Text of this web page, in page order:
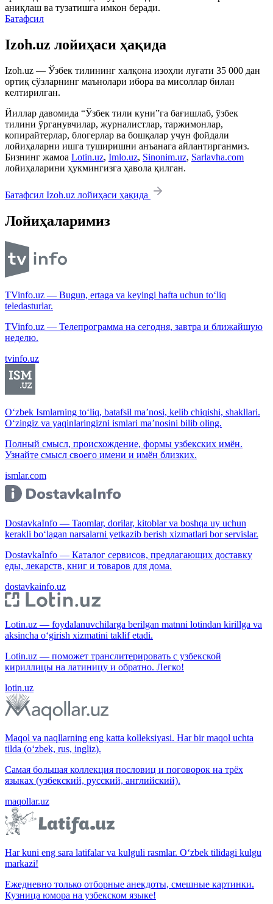
аниқлаш ва тузатишга имкон беради.
Батафсил
Izoh.uz лойиҳаси ҳақида
Izoh.uz — Ўзбек тилининг халқона изоҳли луғати 35 000 дан
ортиқ сўзларнинг маънолари ибора ва мисоллар билан
келтирилган.
Йиллар давомида “Ўзбек тили куни”га бағишлаб, ўзбек
тилини ўрганувчилар, журналистлар, таржимонлар,
копирайтерлар, блогерлар ва бошқалар учун фойдали
лойиҳаларни ишга туширишни анъанага айлантирганмиз.
Бизнинг жамоа Lotin.uz, Imlo.uz, Sinonim.uz, Sarlavha.com
лойиҳаларини ҳукмингизга ҳавола қилган.
Батафсил Izoh.uz лойиҳаси ҳақида
Лойиҳаларимиз
TVinfo.uz — Bugun, ertaga va keyingi hafta uchun to‘liq
teledasturlar.
TVinfo.uz — Телепрограмма на сегодня, завтра и ближайшую
неделю.
tvinfo.uz
O‘zbek Ismlarning to‘liq, batafsil ma’nosi, kelib chiqishi, shakllari.
O‘zingiz va yaqinlaringizni ismlari ma’nosini bilib oling.
Полный смысл, происхождение, формы узбекских имён.
Узнайте смысл своего имени и имён близких.
ismlar.com
DostavkaInfo — Taomlar, dorilar, kitoblar va boshqa uy uchun
kerakli bo‘lagan narsalarni yetkazib berish xizmatlari bor servislar.
DostavkaInfo — Каталог сервисов, предлагающих доставку
еды, лекарств, книг и товаров для дома.
dostavkainfo.uz
Lotin.uz — foydalanuvchilarga berilgan matnni lotindan kirillga va
aksincha o‘girish xizmatini taklif etadi.
Lotin.uz — поможет транслитерировать с узбекской
кириллицы на латиницу и обратно. Легко!
lotin.uz
Maqol va naqllarning eng katta kolleksiyasi. Har bir maqol uchta
tilda (o‘zbek, rus, ingliz).
Самая большая коллекция пословиц и поговорок на трёх
языках (узбекский, русский, английский).
maqollar.uz
Har kuni eng sara latifalar va kulguli rasmlar. O‘zbek tilidagi kulgu
markazi!
Ежедневно только отборные анекдоты, смешные картинки.
Кузница юмора на узбекском языке!